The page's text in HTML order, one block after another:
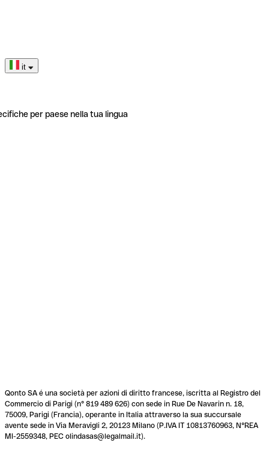
it
per paese nella tua lingua
Qonto SA é una società per azioni di diritto francese, iscritta al Registro del
Commercio di Parigi (n° 819 489 626) con sede in Rue De Navarin n. 18,
75009, Parigi (Francia), operante in Italia attraverso la sua succursale
avente sede in Via Meravigli 2, 20123 Milano (P.IVA IT 10813760963, N°REA
MI-2559348, PEC olindasas@legalmail.it).